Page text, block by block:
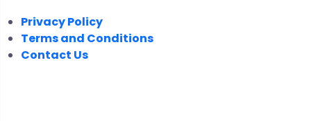
Privacy Policy
Terms and Conditions
Contact Us